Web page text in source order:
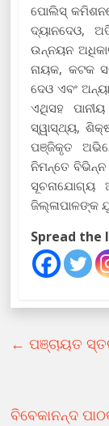
ପୋଲିସ୍
ଦ୍ୟାନଦେଓ,
ଉନ୍ନୟନ
ନାୟକ, କଟକ
ଦେଓ ଏବଂ
ଏଥିସହ
ସ୍ୱାସ୍ଥ୍ୟ,
ପଞ୍ଜିକୃତ
ନିମନ୍ତେ ବିଭିନ୍ନ
ସୂଚନାଯୋଗ୍ୟ
ଜିଲ୍ଳାପାଳଙ୍କ
Spread the
← ପଞ୍ଚାୟତ
ବିବେକାନନ୍ଦ